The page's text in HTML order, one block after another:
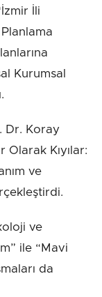
İli
Planlama
Kurumsal
Dr. Koray
Kıyılar:
ve
ve
ile “Mavi
da